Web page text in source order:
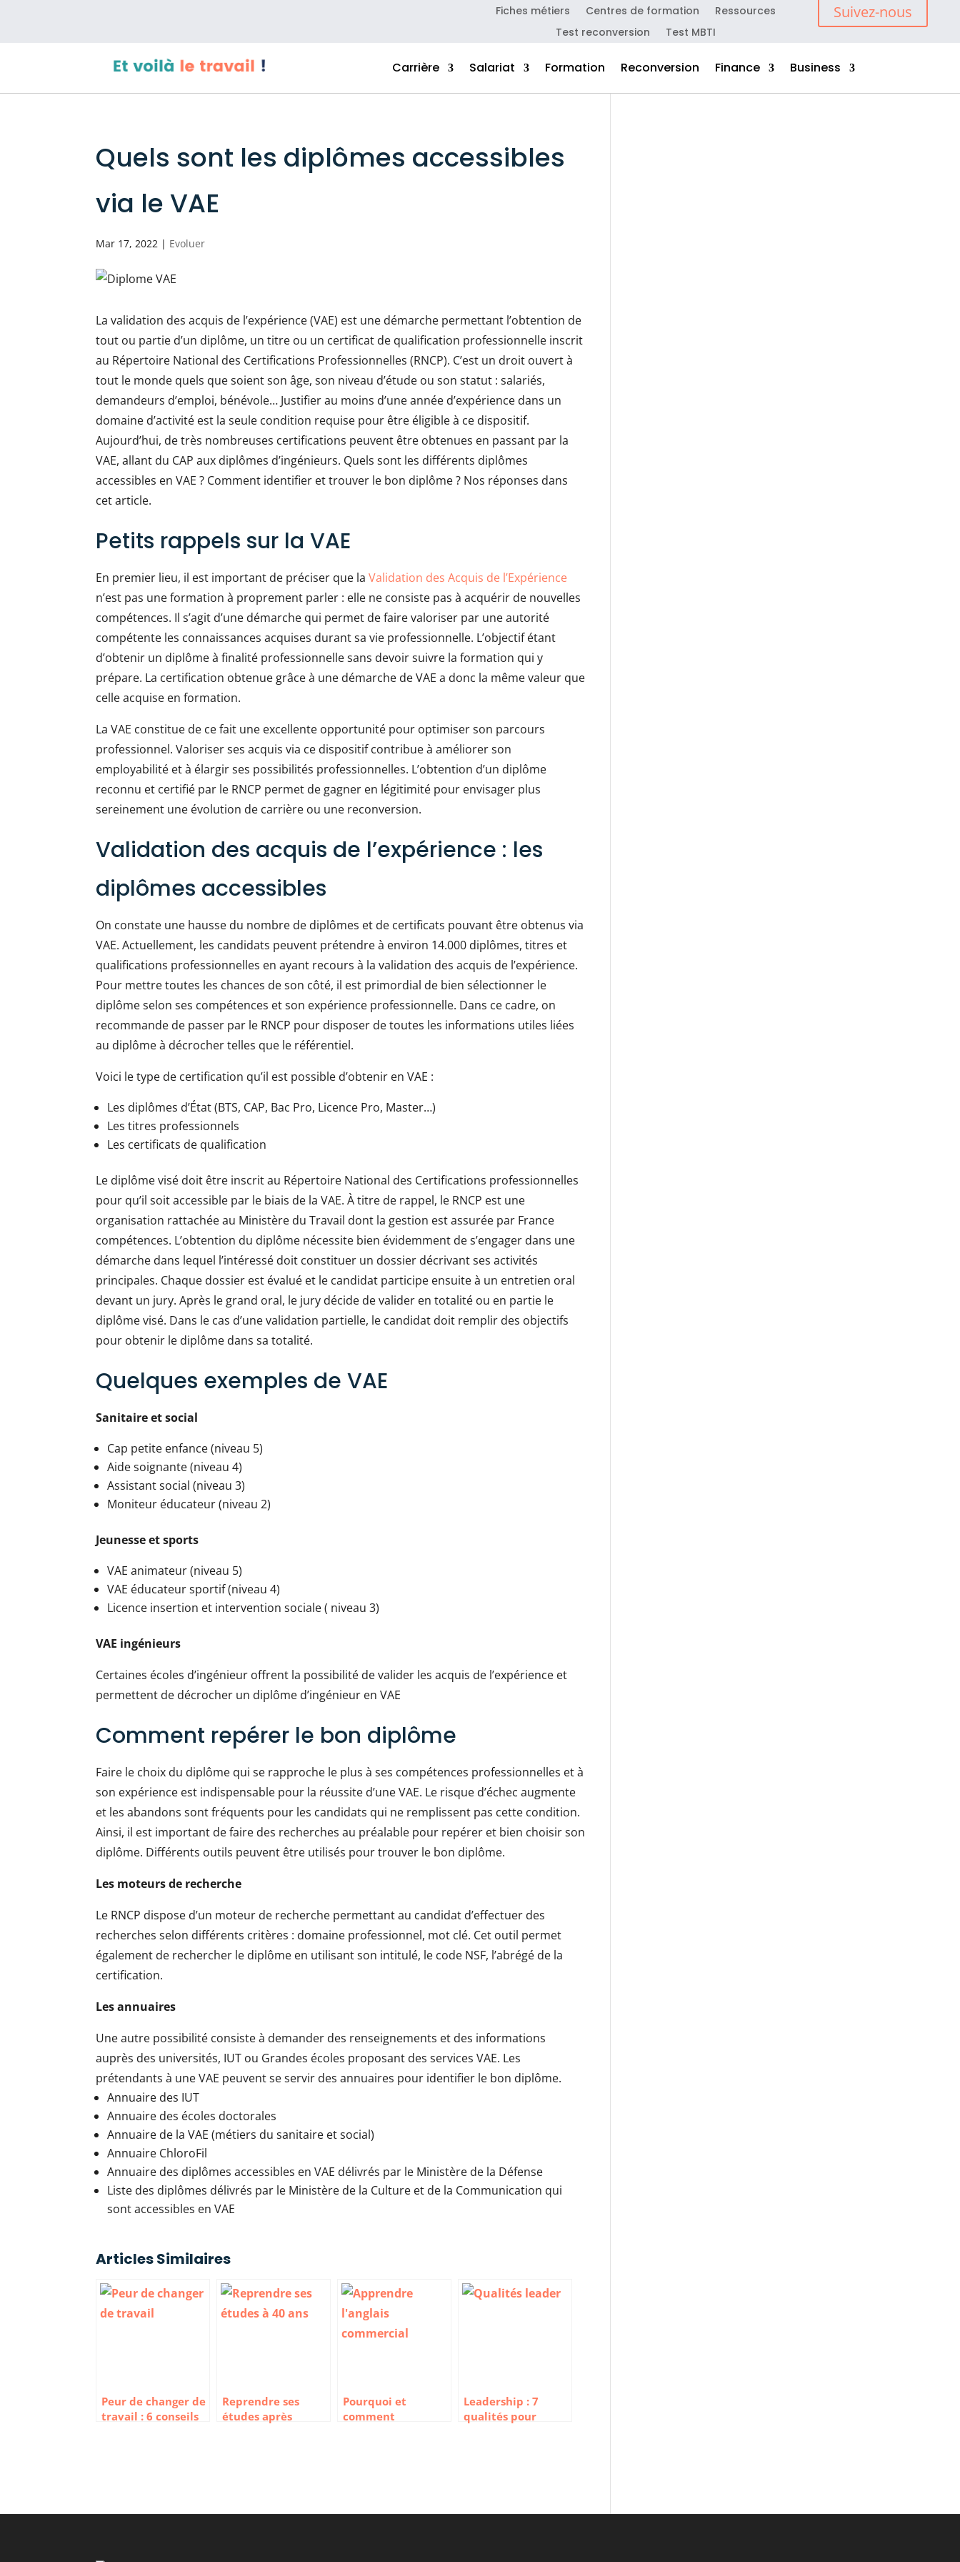
Fiches métiers Centres de formation
Ressources
Test reconversion
Test MBTI
Suivez-nous
Carrière Salariat Formation Reconversion Finance Business
Quels sont les diplômes accessibles
via le VAE
Mar 17, 2022 | Evoluer
La validation des acquis de l’expérience (VAE) est une démarche permettant l’obtention de
tout ou partie d’un diplôme, un titre ou un certificat de qualification professionnelle inscrit
au Répertoire National des Certifications Professionnelles (RNCP). C’est un droit ouvert à
tout le monde quels que soient son âge, son niveau d’étude ou son statut : salariés,
demandeurs d’emploi, bénévole… Justifier au moins d’une année d’expérience dans un
domaine d’activité est la seule condition requise pour être éligible à ce dispositif.
Aujourd’hui, de très nombreuses certifications peuvent être obtenues en passant par la
VAE, allant du CAP aux diplômes d’ingénieurs. Quels sont les différents diplômes
accessibles en VAE ? Comment identifier et trouver le bon diplôme ? Nos réponses dans
cet article.
Petits rappels sur la VAE
En premier lieu, il est important de préciser que laValidation des Acquis de l’Expérience
n’est pas une formation à proprement parler : elle ne consiste pas à acquérir de nouvelles
compétences. Il s’agit d’une démarche qui permet de faire valoriser par une autorité
compétente les connaissances acquises durant sa vie professionnelle. L’objectif étant
d’obtenir un diplôme à finalité professionnelle sans devoir suivre la formation qui y
prépare. La certification obtenue grâce à une démarche de VAE a donc la même valeur que
celle acquise en formation.
La VAE constitue de ce fait une excellente opportunité pour optimiser son parcours
professionnel. Valoriser ses acquis via ce dispositif contribue à améliorer son
employabilité et à élargir ses possibilités professionnelles. L’obtention d’un diplôme
reconnu et certifié par le RNCP permet de gagner en légitimité pour envisager plus
sereinement une évolution de carrière ou une reconversion.
Validation des acquis de l’expérience : les
diplômes accessibles
On constate une hausse du nombre de diplômes et de certificats pouvant être obtenus via
VAE. Actuellement, les candidats peuvent prétendre à environ 14.000 diplômes, titres et
qualifications professionnelles en ayant recours à la validation des acquis de l’expérience.
Pour mettre toutes les chances de son côté, il est primordial de bien sélectionner le
diplôme selon ses compétences et son expérience professionnelle. Dans ce cadre, on
recommande de passer par le RNCP pour disposer de toutes les informations utiles liées
au diplôme à décrocher telles que le référentiel.
Voici le type de certification qu’il est possible d’obtenir en VAE :
Les diplômes d’État (BTS, CAP, Bac Pro, Licence Pro, Master…)
Les titres professionnels
Les certificats de qualification
Le diplôme visé doit être inscrit au Répertoire National des Certifications professionnelles
pour qu’il soit accessible par le biais de la VAE. À titre de rappel, le RNCP est une
organisation rattachée au Ministère du Travail dont la gestion est assurée par France
compétences. L’obtention du diplôme nécessite bien évidemment de s’engager dans une
démarche dans lequel l’intéressé doit constituer un dossier décrivant ses activités
principales. Chaque dossier est évalué et le candidat participe ensuite à un entretien oral
devant un jury. Après le grand oral, le jury décide de valider en totalité ou en partie le
diplôme visé. Dans le cas d’une validation partielle, le candidat doit remplir des objectifs
pour obtenir le diplôme dans sa totalité.
Quelques exemples de VAE
Sanitaire et social
Cap petite enfance (niveau 5)
Aide soignante (niveau 4)
Assistant social (niveau 3)
Moniteur éducateur (niveau 2)
Jeunesse et sports
VAE animateur (niveau 5)
VAE éducateur sportif (niveau 4)
Licence insertion et intervention sociale ( niveau 3)
VAE ingénieurs
Certaines écoles d’ingénieur offrent la possibilité de valider les acquis de l’expérience et
permettent de décrocher un diplôme d’ingénieur en VAE
Comment repérer le bon diplôme
Faire le choix du diplôme qui se rapproche le plus à ses compétences professionnelles et à
son expérience est indispensable pour la réussite d’une VAE. Le risque d’échec augmente
et les abandons sont fréquents pour les candidats qui ne remplissent pas cette condition.
Ainsi, il est important de faire des recherches au préalable pour repérer et bien choisir son
diplôme. Différents outils peuvent être utilisés pour trouver le bon diplôme.
Les moteurs de recherche
Le RNCP dispose d’un moteur de recherche permettant au candidat d’effectuer des
recherches selon différents critères : domaine professionnel, mot clé. Cet outil permet
également de rechercher le diplôme en utilisant son intitulé, le code NSF, l’abrégé de la
certification.
Les annuaires
Une autre possibilité consiste à demander des renseignements et des informations
auprès des universités, IUT ou Grandes écoles proposant des services VAE. Les
prétendants à une VAE peuvent se servir des annuaires pour identifier le bon diplôme.
Annuaire des IUT
Annuaire des écoles doctorales
Annuaire de la VAE (métiers du sanitaire et social)
Annuaire ChloroFil
Annuaire des diplômes accessibles en VAE délivrés par le Ministère de la Défense
Liste des diplômes délivrés par le Ministère de la Culture et de la Communication qui
sont accessibles en VAE
Articles Similaires
Peur de changer de
travail : 6 conseils
Reprendre ses
études après
Pourquoi et
comment
Leadership : 7
qualités pour